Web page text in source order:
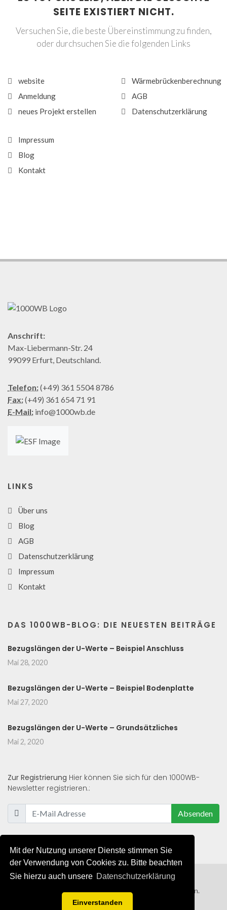
Mit der Nutzung unserer Dienste stimmen Sie
der Verwendung von Cookies zu. Bitte beachten
Sie hierzu auch unsere Datenschutzerklärung
Einverstanden
SEITE EXISTIERT NICHT.
Versuchen Sie, die beste Übereinstimmung zu finden,
oder durchsuchen Sie die folgenden Links
website
Anmeldung
neues Projekt erstellen
Wärmebrückenberechnung
AGB
Datenschutzerklärung
Impressum
Blog
Kontakt
Anschrift:
Max-Liebermann-Str. 24
99099 Erfurt, Deutschland.
Telefon:(+49) 361 5504 8786
Fax:(+49) 361 654 71 91
E-Mail: info@1000wb.de
LINKS
Über uns
Blog
AGB
Datenschutzerklärung
Impressum
Kontakt
DAS 1000WB-BLOG: DIE NEUESTEN BEITRÄGE
Bezugslängen der U-Werte – Beispiel Anschluss
Mai 28, 2020
Bezugslängen der U-Werte – Beispiel Bodenplatte
Mai 27, 2020
Bezugslängen der U-Werte – Grundsätzliches
Mai 2, 2020
Zur Registrierung Hier können Sie sich für den 1000WB-
Newsletter registrieren.:
Absenden
© 2019 - 2021 - Alle Rechte von 1000WB vorbehalten.
AGB/Datenschutzerklärung